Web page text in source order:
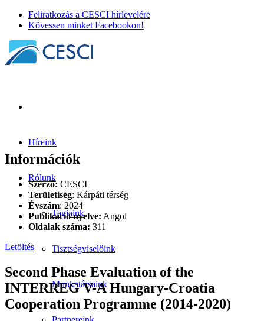
Feliratkozás a CESCI hírlevelére
Kövessen minket Facebookon!
Híreink
Rólunk
Tagjaink
Tisztségviselőink
Munkatársaink
Információk
Szerző: CESCI
Területiség: Kárpáti térség
Évszám: 2024
Publikáció nyelve: Angol
Oldalak száma: 311
Letöltés
Second Phase Evaluation of the
INTERREG V-A Hungary-Croatia
Cooperation Programme (2014-2020)